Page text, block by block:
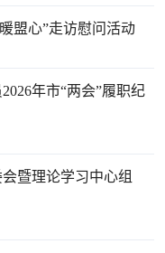
盟心”走访慰问活动
年市“两会”履职纪
暨理论学习中心组